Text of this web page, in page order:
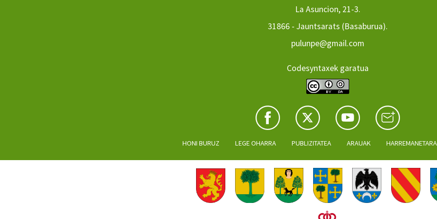
La Asuncion, 21-3.
31866 - Jauntsarats (Basaburua).
pulunpe@gmail.com
Codesyntaxek garatua
HONI BURUZ LEGE OHARRA PUBLIZITATEA ARAUAK